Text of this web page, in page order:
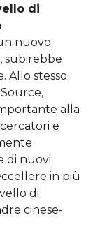
di
nuovo
subirebbe
Allo stesso
alla
e
di nuovi
in più
di
cinese-